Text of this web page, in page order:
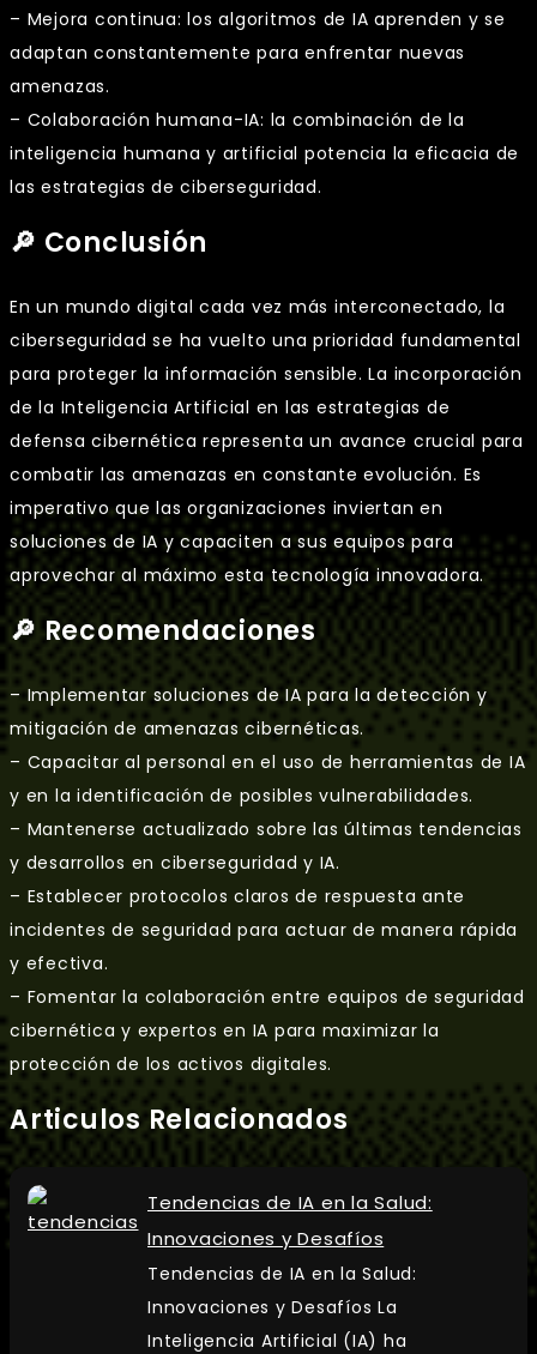
– Mejora continua: los algoritmos de IA aprenden y se
adaptan constantemente para enfrentar nuevas
amenazas.
– Colaboración humana-IA: la combinación de la
inteligencia humana y artificial potencia la eficacia de
las estrategias de ciberseguridad.
🔎 Conclusión
En un mundo digital cada vez más interconectado, la
ciberseguridad se ha vuelto una prioridad fundamental
para proteger la información sensible. La incorporación
de la Inteligencia Artificial en las estrategias de
defensa cibernética representa un avance crucial para
combatir las amenazas en constante evolución. Es
imperativo que las organizaciones inviertan en
soluciones de IA y capaciten a sus equipos para
aprovechar al máximo esta tecnología innovadora.
🔎 Recomendaciones
– Implementar soluciones de IA para la detección y
mitigación de amenazas cibernéticas.
– Capacitar al personal en el uso de herramientas de IA
y en la identificación de posibles vulnerabilidades.
– Mantenerse actualizado sobre las últimas tendencias
y desarrollos en ciberseguridad y IA.
– Establecer protocolos claros de respuesta ante
incidentes de seguridad para actuar de manera rápida
y efectiva.
– Fomentar la colaboración entre equipos de seguridad
cibernética y expertos en IA para maximizar la
protección de los activos digitales.
Articulos Relacionados
Tendencias de IA en la Salud:
Innovaciones y Desafíos
Tendencias de IA en la Salud:
Innovaciones y Desafíos La
Inteligencia Artificial (IA) ha